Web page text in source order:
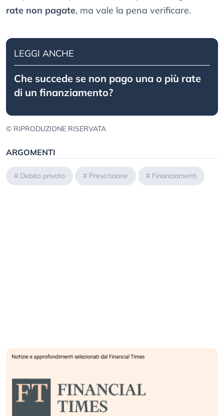
rate non pagate, ma vale la pena verificare.
LEGGI ANCHE
Che succede se non pago una o più rate
di un finanziamento?
© RIPRODUZIONE RISERVATA
ARGOMENTI
# Debito privato # Prescrizione # Finanziamenti